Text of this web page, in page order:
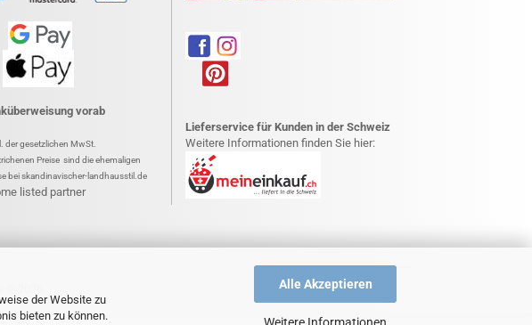
der Website zu
bieten zu können.
Alle Akzeptieren
Weitere Informationen
vorab
der gesetzlichen MwSt.
Preise sind die ehemaligen
bei skandinavischer-landhausstil.de
Lieferservice für Kunden in der Schweiz
Weitere Informationen finden Sie hier: